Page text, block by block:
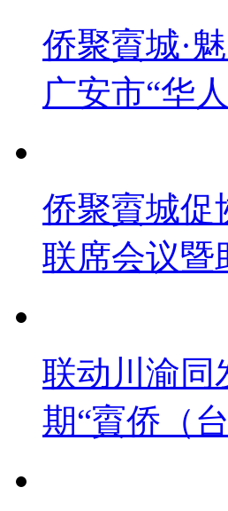
侨聚賨城·
广安市“华
侨聚賨城
联席会议暨
联动川渝
期“賨侨（